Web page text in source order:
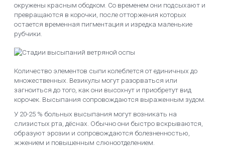
окружены красным ободком. Со временем они подсыхают и
превращаются в корочки, после отторжения которых
остается временная пигментация и изредка маленькие
рубчики.
Количество элементов сыпи колеблется от единичных до
множественных. Везикулы могут разорваться или
загноиться до того, как они высохнут и приобретут вид
корочек. Высыпания сопровождаются выраженным зудом.
У 20-25 % больных высыпания могут возникать на
слизистых рта, дёснах. Обычно они быстро вскрываются,
образуют эрозии и сопровождаются болезненностью,
жжением и повышенным слюноотделением.